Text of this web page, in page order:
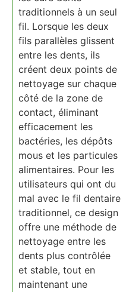
traditionnels à un seul
fil. Lorsque les deux
fils parallèles glissent
entre les dents, ils
créent deux points de
nettoyage sur chaque
côté de la zone de
contact, éliminant
efficacement les
bactéries, les dépôts
mous et les particules
alimentaires. Pour les
utilisateurs qui ont du
mal avec le fil dentaire
traditionnel, ce design
offre une méthode de
nettoyage entre les
dents plus contrôlée
et stable, tout en
maintenant une